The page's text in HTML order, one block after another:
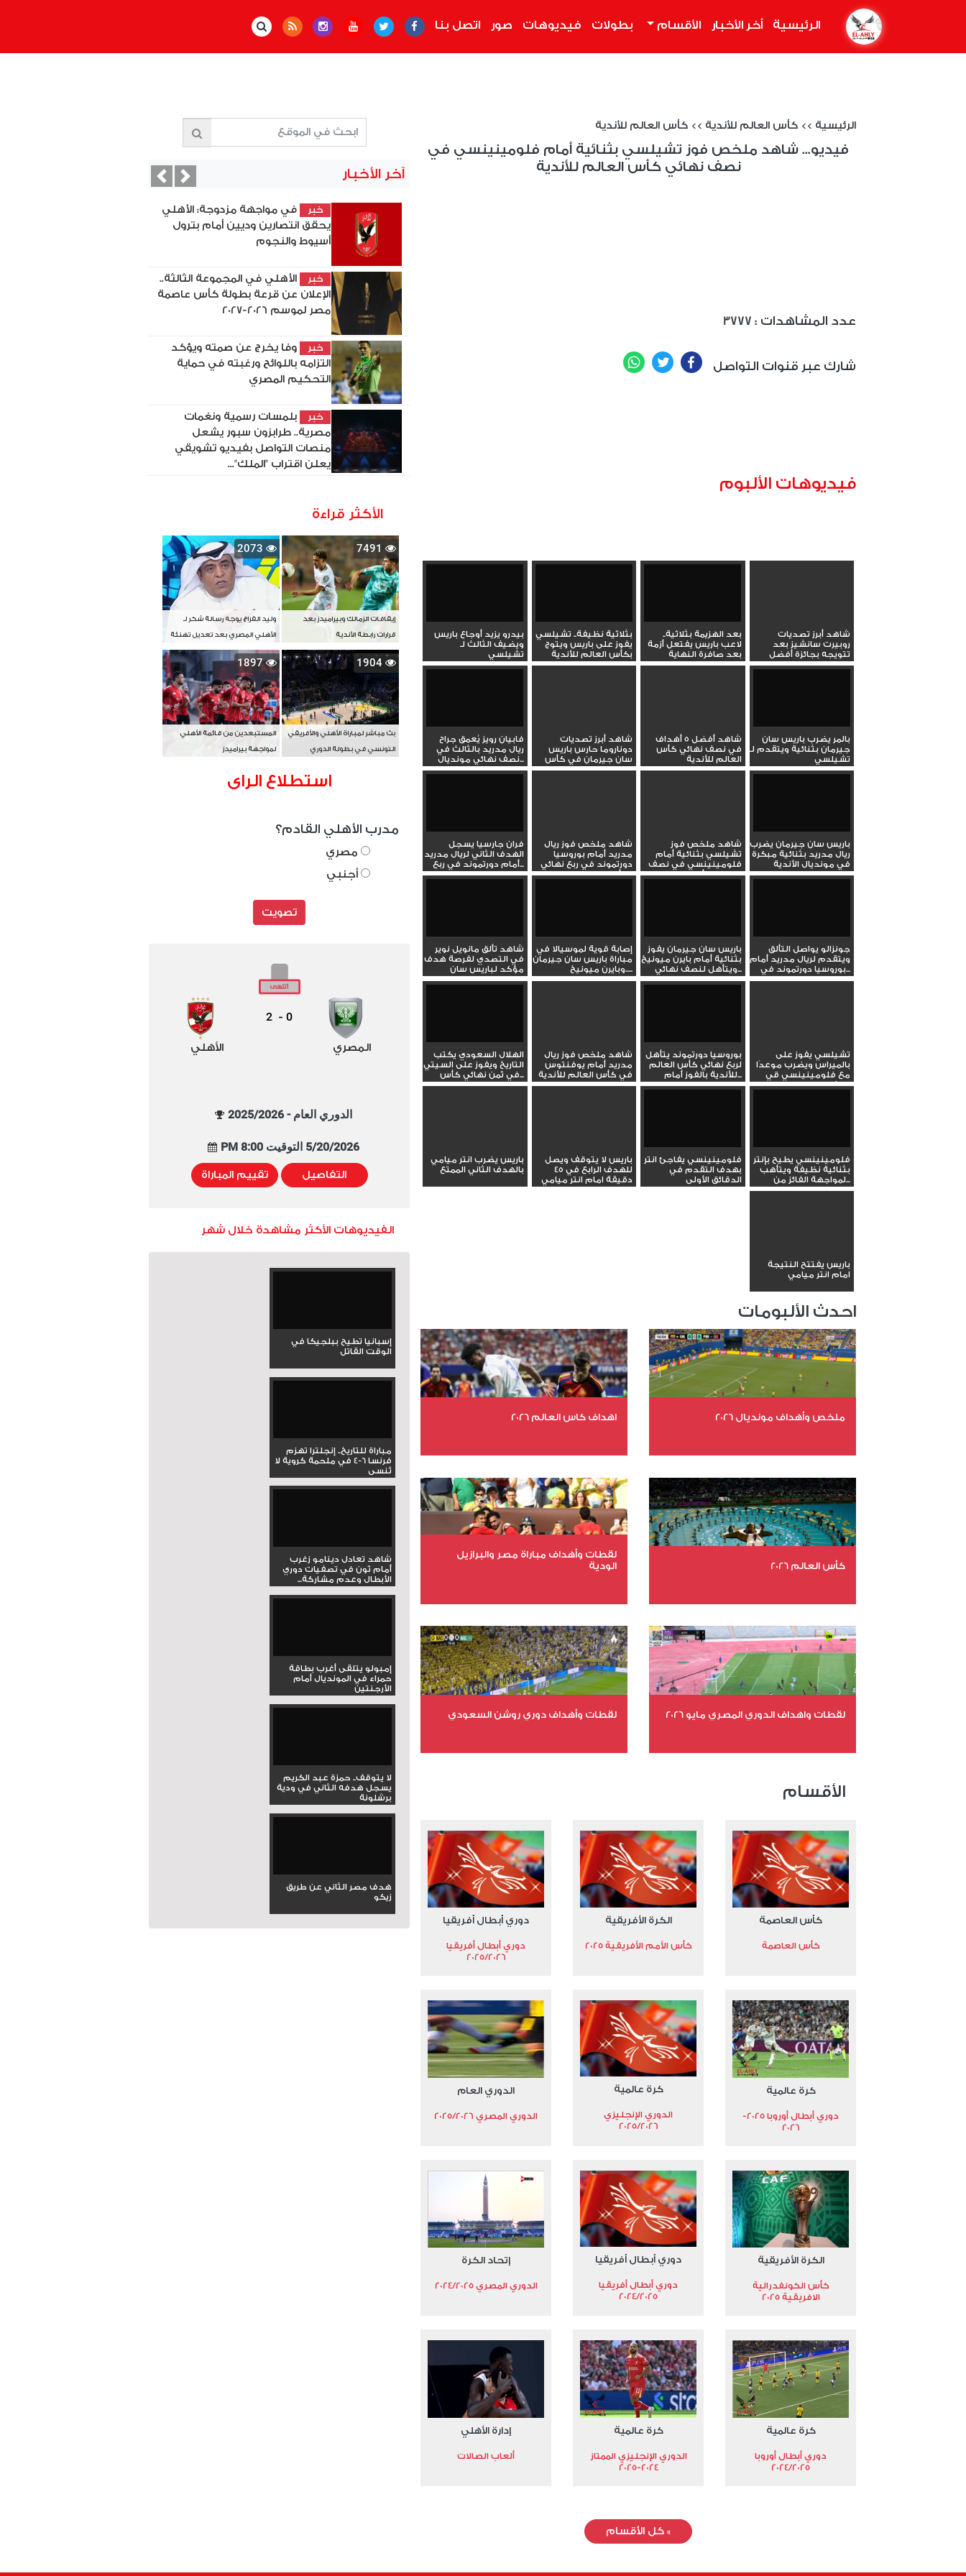
الرئيسية أخر الأخبار الأقسام بطولات فيديوهات صور اتصل بنا
الرئيسية >> كأس العالم للأندية >> كأس العالم للأندية
فيديو... شاهد ملخص فوز تشيلسي بثنائية أمام فلومينينسي في
نصف نهائي كأس العالم للأندية
3777 : عدد المشاهدات
شارك عبر قنوات التواصل Facebook
Twitter
WhatsApp
فيديوهات الألبوم
شاهد أبرز تصديات
روبيرت سانشيز بعد
تتويجه بجائزة أفضل
حارس في...
بعد الهزيمة بثلاثية..
لاعب باريس يفتعل أزمة
بعد صافرة النهاية
بثلاثية نظيفة.. تشيلسي
يفوز على باريس ويتوج
بكأس العالم للأندية
بيدرو يزيد أوجاع باريس
ويضيف الثالث لـ
تشيلسي
بالمر يضرب باريس سان
جيرمان بثنائية ويتقدم لـ
تشيلسي
شاهد أفضل 5 أهداف
في نصف نهائي كأس
العالم للأندية
شاهد أبرز تصديات
دوناروما حارس باريس
سان جيرمان في كأس
العالم...
فابيان رويز يُعمق جراح
ريال مدريد بالثالث في
نصف نهائي مونديال...
باريس سان جيرمان يضرب
ريال مدريد بثنائية مبكرة
في مونديال الأندية
شاهد ملخص فوز
تشيلسي بثنائية أمام
فلومينينسي في نصف
نهائي كأس...
شاهد ملخص فوز ريال
مدريد أمام بوروسيا
دورتموند في ربع نهائي
كأس...
فران جارسيا يسجل
الهدف الثاني لريال مدريد
أمام دورتموند في ربع...
جونزالو يواصل التألق
ويتقدم لريال مدريد أمام
بوروسيا دورتموند في...
باريس سان جيرمان يفوز
بثنائية أمام بايرن ميونيخ
ويتأهل لنصف نهائي...
إصابة قوية لموسيالا في
مباراة باريس سان جيرمان
وبايرن ميونيخ.....
شاهد تألق مانويل نوير
في التصدي لفرصة هدف
مؤكد لباريس سان
جيرمان...
تشيلسي يفوز على
بالميراس ويضرب موعدًا
مع فلومينينسي قي
نصف النهائي
بوروسيا دورتموند يتأهل
لربع نهائي كأس العالم
للأندية بالفوز أمام...
شاهد ملخص فوز ريال
مدريد أمام يوفنتوس
في كأس العالم للأندية
الهلال السعودي يكتب
التاريخ ويفوز على السيتي
في ثمن نهائي كأس...
فلومينينسي يطيح بإنتر
بثنائية نظيفة ويتأهب
لمواجهة الفائز من...
فلومينينسي يفاجئ انتر
بهدف التقدم في
الدقائق الأولى
باريس لا يتوقف ويصل
للهدف الرابع في 45
دقيقة امام انتر ميامي
باريس يضرب انتر ميامي
بالهدف الثاني الممتع
باريس يفتتح النتيجة
امام انتر ميامي
احدث الألبومات
ملخص وأهداف مونديال 2026
عدد المشاهدات 4594
اهداف كاس العالم 2026
عدد المشاهدات 1969
كأس العالم 2026
عدد المشاهدات 10450
لقطات وأهداف مباراة مصر والبرازيل
الودية
عدد المشاهدات 15518
لقطات واهداف الدوري المصري مايو 2026 لقطات وأهداف دوري روشن السعودي
الأقسام
كأس العاصمة
كأس العاصمة
الكرة الأفريقية
كأس الأمم الأفريقية 2025
دوري أبطال أفريقيا
دوري أبطال أفريقيا
2025/2026
كرة عالمية
دوري أبطال أوروبا 2025-
2026
كرة عالمية
الدوري الإنجليزي
2025/2026
الدوري العام
الدوري المصري 2025/2026
الكرة الأفريقية
كأس الكونفدرالية
الافريقية 2025
دوري أبطال أفريقيا
دوري أبطال أفريقيا
2024/2025
إتحاد الكرة
الدوري المصري 2024/2025
كرة عالمية
دوري أبطال أوروبا
2024/2025
كرة عالمية
الدوري الإنجليزي الممتاز
2024-2025
إدارة الأهلي
ألعاب الصالات
»كل الأقسام
آخر الأخبار
خبر
في مواجهة مزدوجة: الأهلي
يحقق انتصارين وديين أمام بترول
أسيوط والنجوم
خبر
الأهلي في المجموعة الثالثة..
الإعلان عن قرعة بطولة كأس عاصمة
مصر لموسم 2026-2027
خبر
وفا يخرج عن صمته ويؤكد
التزامه باللوائح ورغبته في حماية
التحكيم المصري
خبر
بلمسات رسمية ونغمات
مصرية.. طرابزون سبور يشعل
منصات التواصل بفيديو تشويقي
يعلن اقتراب "الملك"...
PreviousNext
الأكثر قراءة
7491
إيقافات الزمالك وبيراميدز بعد
قرارات رابطة الأندية
2073
وليد الفراج يوجه رسالة شكر لـ
الأهلي المصري بعد تعديل تهنئة
بطل آسيا
1904
بث مباشر لمباراة الأهلي والأفريقي
التونسي في بطولة الدوري
1897
المستبعدين من قائمة الأهلي
لمواجهة بيراميدز
استطلاع الراى
مدرب الأهلي القادم؟
مصري
أجنبي
تصويت
المصري
0
-
2
الأهلي
الدوري العام - 2025/2026
5/20/2026 التوقيت 8:00 PM
التفاصيل تقييم المباراة
الفيديوهات الأكثر مشاهدة خلال شهر
إسبانيا تطيح ببلجيكا في
الوقت القاتل
مباراة للتاريخ.. إنجلترا تهزم
فرنسا 6-4 في ملحمة كروية لا
تُنسى
شاهد تعادل دينامو زغرب
أمام ثون في تصفيات دوري
الأبطال وعدم مشاركة...
إمبولو يتلقى أغرب بطاقة
حمراء في المونديال أمام
الأرجنتين
لا يتوقف.. حمزة عبد الكريم
يسجل هدفه الثاني في ودية
برشلونة
هدف مصر الثاني عن طريق
زيكو